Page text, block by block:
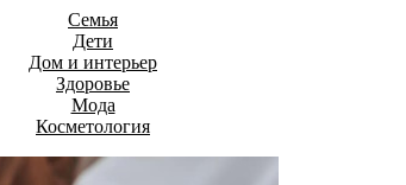
Семья
Дети
Дом и интерьер
Здоровье
Мода
Косметология